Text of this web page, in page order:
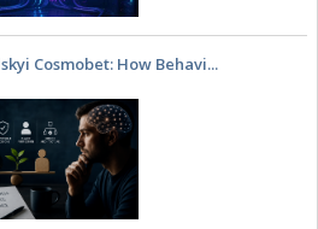
Cosmobet: How Behavi...